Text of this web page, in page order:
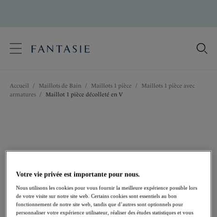
Langue
Accueil / Maillots de Bain / Maillots 1 pièce /
Maillots 1 pièce avec
armatures / Maillot 1 pièce décolleté en V
Votre vie privée est importante pour nous.
Nous utilisons les cookies pour vous fournir la meilleure expérience possible lors
de votre visite sur notre site web. Certains cookies sont essentiels au bon
fonctionnement de notre site web, tandis que d’autres sont optionnels pour
personnaliser votre expérience utilisateur, réaliser des études statistiques et vous